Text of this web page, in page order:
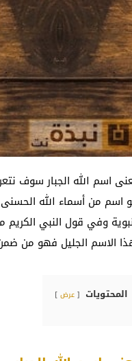
اسم الله الجبار سوف
اسم من أسماء الله الحسنى
وفي قول النبي
الجليل فهو من ضمن 99 اسم لله سبحانه وتعالى ورد كل منهم في القرآن الكريم وفي السنة
المحتويات عرض